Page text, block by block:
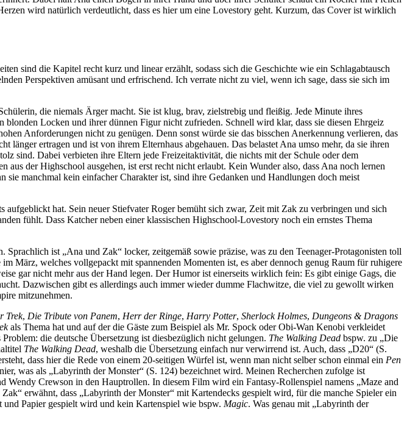
wird natürlich verdeutlicht, dass es hier um eine Lovestory geht. Kurzum, das Cover ist wirklich
sind die Kapitel recht kurz und linear erzählt, sodass sich die Geschichte wie ein Schlagabtausch
Perspektiven amüsant und erfrischend. Ich verrate nicht zu viel, wenn ich sage, dass sie sich im
die niemals Ärger macht. Sie ist klug, brav, zielstrebig und fleißig. Jede Minute ihres
Locken und ihrer dünnen Figur nicht zufrieden. Schnell wird klar, dass sie diesen Ehrgeiz
Anforderungen nicht zu genügen. Denn sonst würde sie das bisschen Anerkennung verlieren, das
ertragen und ist von ihrem Elternhaus abgehauen. Das belastet Ana umso mehr, da sie ihren
sind. Dabei verbieten ihre Eltern jede Freizeitaktivität, die nichts mit der Schule oder dem
der Highschool ausgehen, ist erst recht nicht erlaubt. Kein Wunder also, dass Ana noch lernen
manchmal kein einfacher Charakter ist, sind ihre Gedanken und Handlungen doch meist
hat. Sein neuer Stiefvater Roger bemüht sich zwar, Zeit mit Zak zu verbringen und sich
fühlt. Dass Katcher neben einer klassischen Highschool-Lovestory noch ein ernstes Thema
ist „Ana und Zak“ locker, zeitgemäß sowie präzise, was zu den Teenager-Protagonisten toll
März, welches vollgepackt mit spannenden Momenten ist, es aber dennoch genug Raum für ruhigere
gar nicht mehr aus der Hand legen. Der Humor ist einerseits wirklich fein: Es gibt einige Gags, die
Dazwischen gibt es allerdings auch immer wieder dumme Flachwitze, die viel zu gewollt wirken
mitzunehmen.
Trek, Die Tribute von Panem, Herr der Ringe, Harry Potter, Sherlock Holmes, Dungeons & Dragons
als Thema hat und auf der die Gäste zum Beispiel als Mr. Spock oder Obi-Wan Kenobi verkleidet
die deutsche Übersetzung ist diesbezüglich nicht gelungen. The Walking Dead bspw. zu „Die
The Walking Dead, weshalb die Übersetzung einfach nur verwirrend ist. Auch, dass „D20“ (S.
dass hier die Rede von einem 20-seitigen Würfel ist, wenn man nicht selber schon einmal ein Pen
was als „Labyrinth der Monster“ (S. 124) bezeichnet wird. Meinen Recherchen zufolge ist
Crewson in den Hauptrollen. In diesem Film wird ein Fantasy-Rollenspiel namens „Maze and
erwähnt, dass „Labyrinth der Monster“ mit Kartendecks gespielt wird, für die manche Spieler ein
und Papier gespielt wird und kein Kartenspiel wie bspw. Magic. Was genau mit „Labyrinth der